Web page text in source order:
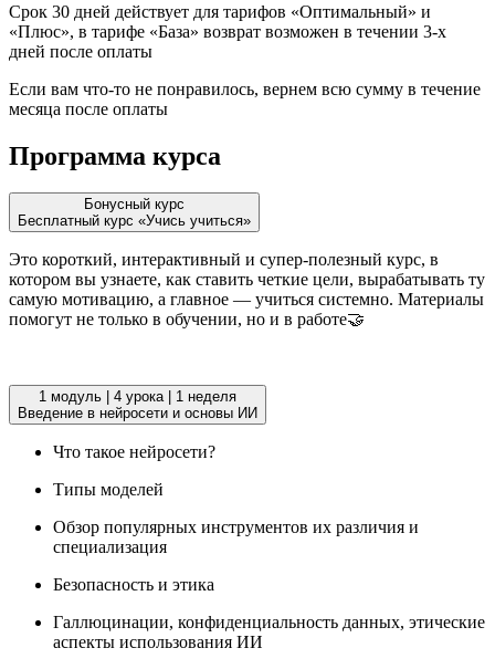
Срок 30 дней действует для тарифов «Оптимальный» и
«Плюс», в тарифе «База» возврат возможен в течении 3-х
дней после оплаты
Если вам что-то не понравилось, вернем всю сумму в течение
месяца после оплаты
Программа курса
Бонусный курс
Бесплатный курс «Учись учиться»
Это короткий, интерактивный и супер-полезный курс, в
котором вы узнаете, как ставить четкие цели, вырабатывать ту
самую мотивацию, а главное — учиться системно. Материалы
помогут не только в обучении, но и в работе🤝
1 модуль 4 урока
1 неделя
Введение в нейросети и основы ИИ
Что такое нейросети?
Типы моделей
Обзор популярных инструментов их различия и
специализация
Безопасность и этика
Галлюцинации, конфиденциальность данных, этические
аспекты использования ИИ